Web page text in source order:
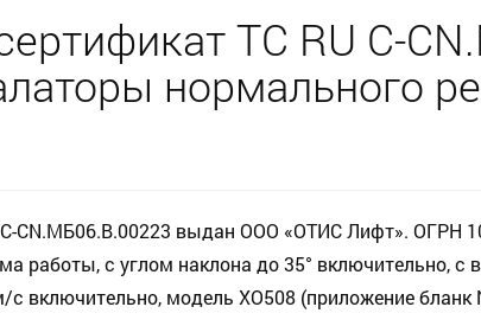
ТС RU С-
нормального
CN.МБ06.В.00223 выдан ООО «ОТИС Лифт». ОГРН
работы, с углом наклона до 35° включительно,
с включительно, модель ХО508 (приложение